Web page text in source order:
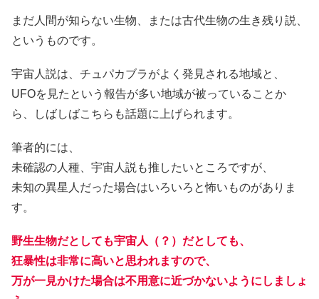
まだ人間が知らない生物、または古代生物の生き残り説、
というものです。
宇宙人説は、チュパカブラがよく発見される地域と、
UFOを見たという報告が多い地域が被っていることか
ら、しばしばこちらも話題に上げられます。
筆者的には、
未確認の人種、宇宙人説も推したいところですが、
未知の異星人だった場合はいろいろと怖いものがありま
す。
野生生物だとしても宇宙人（？）だとしても、
狂暴性は非常に高いと思われますので、
万が一見かけた場合は不用意に近づかないようにしましょ